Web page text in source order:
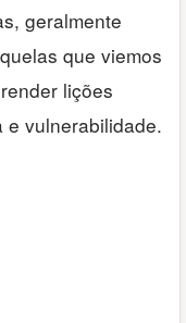
geralmente
que viemos
lições
e vulnerabilidade.